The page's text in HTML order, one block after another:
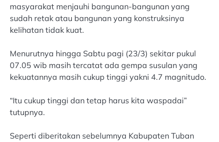
masyarakat menjauhi bangunan-bangunan yang
sudah retak atau bangunan yang konstruksinya
kelihatan tidak kuat.
Menurutnya hingga Sabtu pagi (23/3) sekitar pukul
07.05 wib masih tercatat ada gempa susulan yang
kekuatannya masih cukup tinggi yakni 4.7 magnitudo.
“Itu cukup tinggi dan tetap harus kita waspadai”
tutupnya.
Seperti diberitakan sebelumnya Kabupaten Tuban